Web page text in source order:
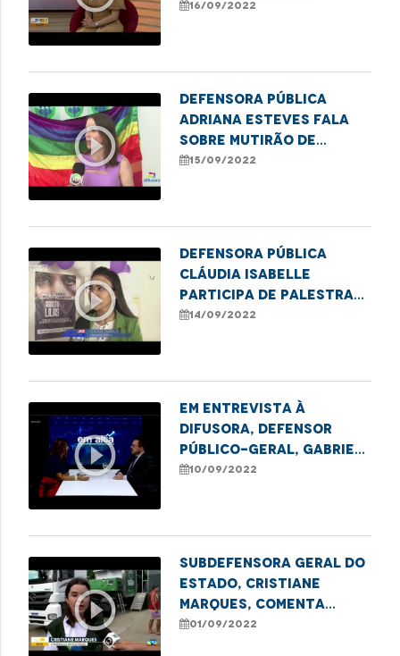
retificação de nome em
16/09/2022
play_circle_outline
Defensora Pública
Adriana Esteves fala
sobre mutirão de
retificação de nomes
Açailândia.
15/09/2022
play_circle_outline
Defensora pública
Cláudia Isabelle
participa de palestra
em Alusão ao Agosto
14/09/2022
play_circle_outline
Em entrevista à
Difusora, defensor
público-geral, Gabriel
Furtado, fala sobre
10/09/2022
play_circle_outline
Subdefensora Geral do
Estado, Cristiane
Marques, comenta
sobre a ação da
01/09/2022